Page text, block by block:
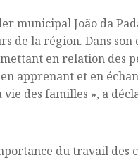
municipal João da
de la région. Dans
en relation des
apprenant et en
des familles », a
du travail